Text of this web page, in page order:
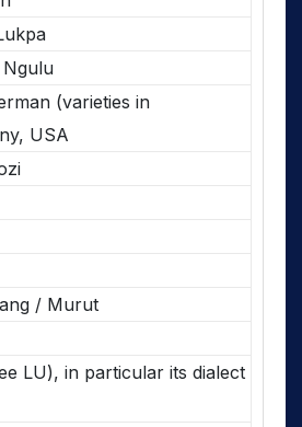
(varieties in
USA
/ Murut
LU), in particular its dialect